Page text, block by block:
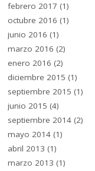
febrero 2017 (1)
octubre 2016 (1)
junio 2016 (1)
marzo 2016 (2)
enero 2016 (2)
diciembre 2015 (1)
septiembre 2015 (1)
junio 2015 (4)
septiembre 2014 (2)
mayo 2014 (1)
abril 2013 (1)
marzo 2013 (1)